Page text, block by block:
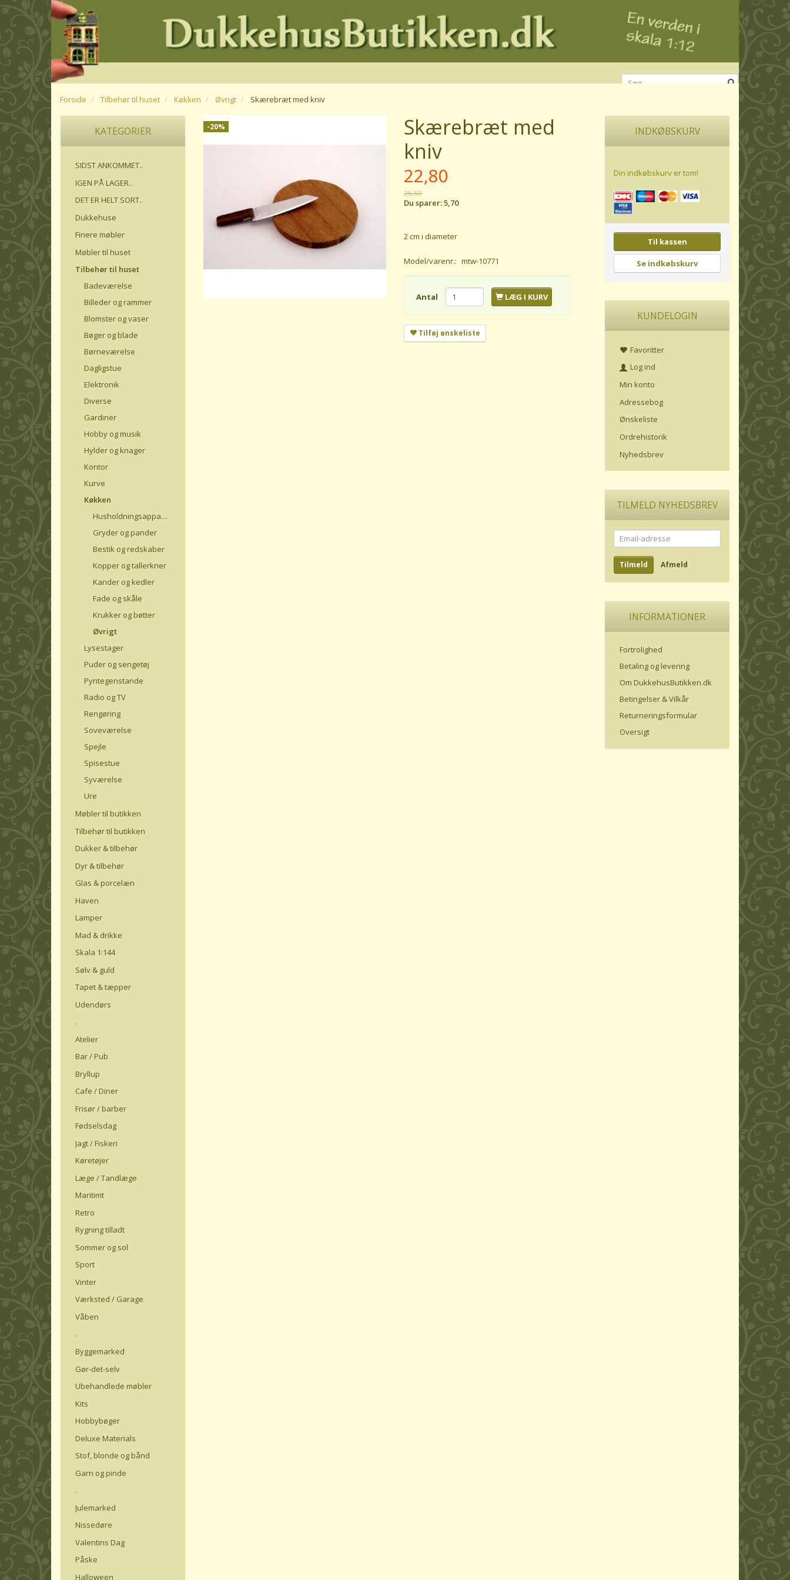
Forside Tilbehør til huset Køkken Øvrigt Skærebræt med kniv
KATEGORIER
SIDST ANKOMMET..
IGEN PÅ LAGER..
DET ER HELT SORT..
Dukkehuse
Finere møbler
Møbler til huset
Tilbehør til huset
Badeværelse
Billeder og rammer
Blomster og vaser
Bøger og blade
Børneværelse
Dagligstue
Elektronik
Diverse
Gardiner
Hobby og musik
Hylder og knager
Kontor
Kurve
Køkken
Husholdningsapparater
Gryder og pander
Bestik og redskaber
Kopper og tallerkner
Kander og kedler
Fade og skåle
Krukker og bøtter
Øvrigt
Lysestager
Puder og sengetøj
Pyntegenstande
Radio og TV
Rengøring
Soveværelse
Spejle
Spisestue
Syværelse
Ure
Møbler til butikken
Tilbehør til butikken
Dukker & tilbehør
Dyr & tilbehør
Glas & porcelæn
Haven
Lamper
Mad & drikke
Skala 1:144
Sølv & guld
Tapet & tæpper
Udendørs
.
Atelier
Bar / Pub
Bryllup
Cafe / Diner
Frisør / barber
Fødselsdag
Jagt / Fiskeri
Køretøjer
Læge / Tandlæge
Maritimt
Retro
Rygning tilladt
Sommer og sol
Sport
Vinter
Værksted / Garage
Våben
.
Byggemarked
Gør-det-selv
Ubehandlede møbler
Kits
Hobbybøger
Deluxe Materials
Stof, blonde og bånd
Garn og pinde
.
Julemarked
Nissedøre
Valentins Dag
Påske
Halloween
-20%
Skærebræt med
kniv
22,80
28,50
Du sparer:5,70
2 cm i diameter
Model/varenr.: mtw-10771
Antal LÆG I KURV
Tilføj ønskeliste
INDKØBSKURV
Din indkøbskurv er tom!
Til kassen
Se indkøbskurv
KUNDELOGIN
Favoritter
Log ind
Min konto
Adressebog
Ønskeliste
Ordrehistorik
Nyhedsbrev
TILMELD NYHEDSBREV
Email-
adresse
Tilmeld Afmeld
INFORMATIONER
Fortrolighed
Betaling og levering
Om DukkehusButikken.dk
Betingelser & Vilkår
Returneringsformular
Oversigt